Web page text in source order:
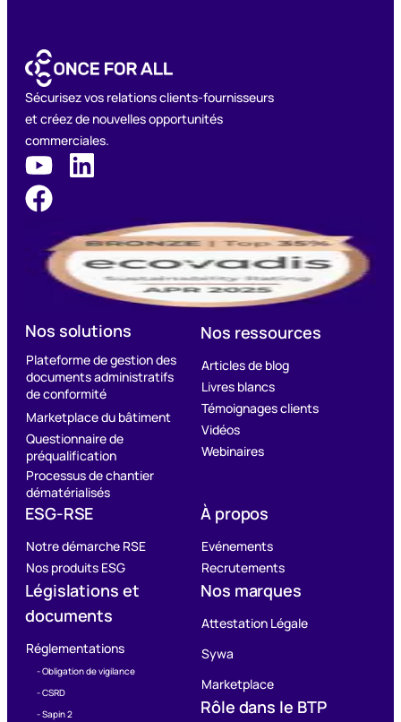
Sécurisez vos relations clients-fournisseurs
et créez de nouvelles opportunités
commerciales.
Nos solutions
Plateforme de gestion des
documents administratifs
de conformité
Marketplace du bâtiment
Questionnaire de
préqualification
Processus de chantier
dématérialisés
Articles de blog
Livres blancs
Témoignages clients
Vidéos
Webinaires
Nos ressources
ESG-RSE
Notre démarche RSE
Nos produits ESG
À propos
Evénements
Recrutements
Législations et
documents
Réglementations
- Obligation de vigilance
- CSRD
- Sapin 2
Nos marques
Attestation Légale
Sywa
Marketplace
Rôle dans le BTP